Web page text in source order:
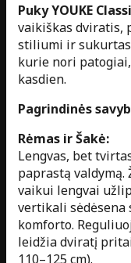
Puky YOUKE
vaikiškas dviratis,
stiliumi ir sukurtas
kurie nori
kasdien.
Pagrindinės
Rėmas ir Šakė:
Lengvas, bet
paprastą valdymą.
vaikui lengvai
vertikali
komforto.
leidžia dviratį
110–125 cm).